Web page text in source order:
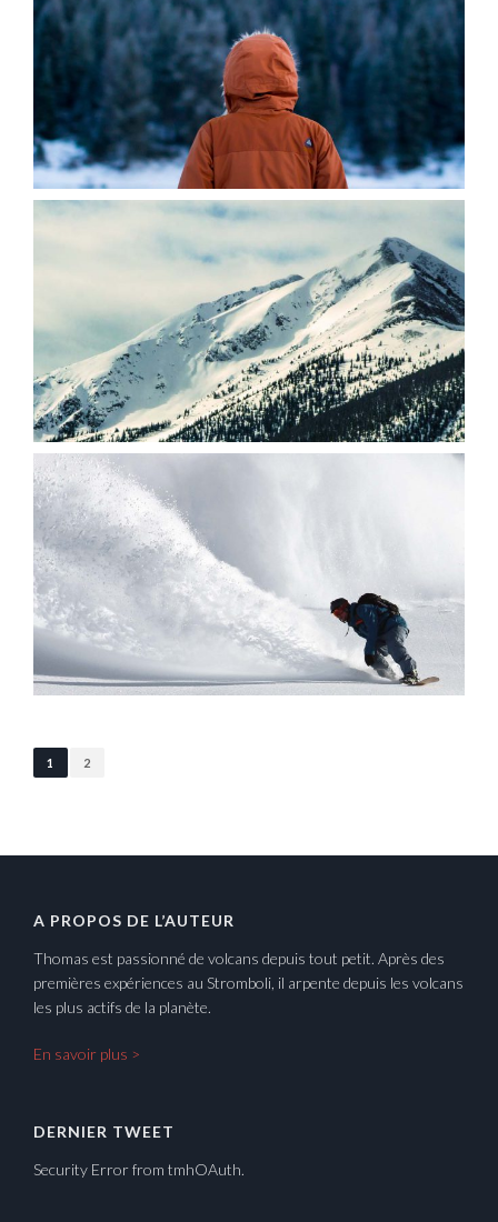
1 2
A PROPOS DE L’AUTEUR
Thomas est passionné de volcans depuis tout petit. Après des
premières expériences au Stromboli, il arpente depuis les volcans
les plus actifs de la planète.
En savoir plus >
DERNIER TWEET
Security Error from tmhOAuth.